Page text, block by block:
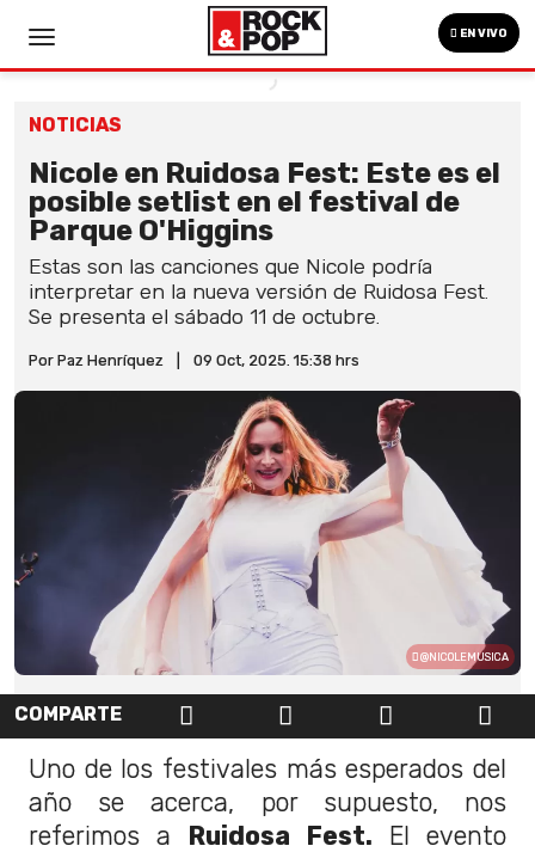
EN VIVO
NOTICIAS
Nicole en Ruidosa Fest: Este es el
posible setlist en el festival de
Parque O'Higgins
Estas son las canciones que Nicole podría
interpretar en la nueva versión de Ruidosa Fest.
Se presenta el sábado 11 de octubre.
Por Paz Henríquez 09 Oct, 2025. 15:38 hrs
@NICOLEMUSICA
COMPARTE
Uno de los festivales más esperados del
año se acerca, por supuesto, nos
referimos a Ruidosa Fest. El evento